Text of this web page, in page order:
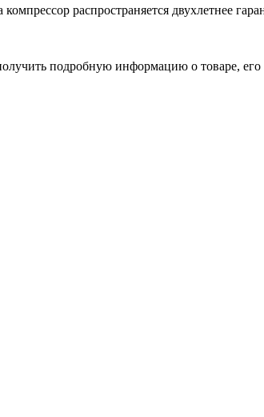
распространяется двухлетнее
подробную информацию о товаре, его